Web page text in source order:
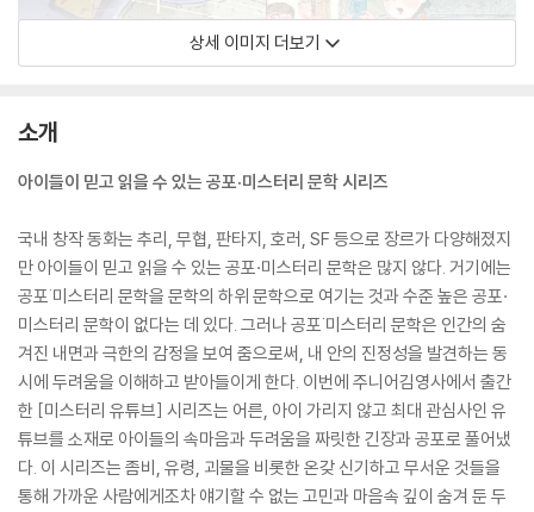
상세 이미지 더보기
소개
아이들이 믿고 읽을 수 있는 공포·미스터리 문학 시리즈
국내 창작 동화는 추리, 무협, 판타지, 호러, SF 등으로 장르가 다양해졌지
만 아이들이 믿고 읽을 수 있는 공포·미스터리 문학은 많지 않다. 거기에는
공포˙미스터리 문학을 문학의 하위 문학으로 여기는 것과 수준 높은 공포·
미스터리 문학이 없다는 데 있다. 그러나 공포˙미스터리 문학은 인간의 숨
겨진 내면과 극한의 감정을 보여 줌으로써, 내 안의 진정성을 발견하는 동
시에 두려움을 이해하고 받아들이게 한다. 이번에 주니어김영사에서 출간
한 [미스터리 유튜브] 시리즈는 어른, 아이 가리지 않고 최대 관심사인 유
튜브를 소재로 아이들의 속마음과 두려움을 짜릿한 긴장과 공포로 풀어냈
다. 이 시리즈는 좀비, 유령, 괴물을 비롯한 온갖 신기하고 무서운 것들을
통해 가까운 사람에게조차 얘기할 수 없는 고민과 마음속 깊이 숨겨 둔 두